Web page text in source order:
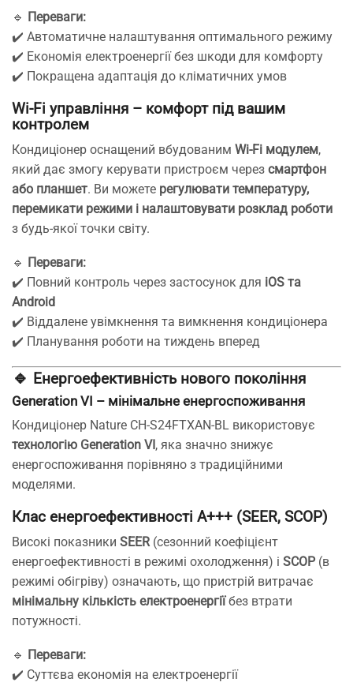
🔹 Переваги:
✔️ Автоматичне налаштування оптимального режиму
✔️ Економія електроенергії без шкоди для комфорту
✔️ Покращена адаптація до кліматичних умов
Wi-Fi управління – комфорт під вашим
контролем
Кондиціонер оснащений вбудованим Wi-Fi модулем,
який дає змогу керувати пристроєм через смартфон
або планшет. Ви можете регулювати температуру,
перемикати режими і налаштовувати розклад роботи
з будь-якої точки світу.
🔹 Переваги:
✔️ Повний контроль через застосунок для iOS та
Android
✔️ Віддалене увімкнення та вимкнення кондиціонера
✔️ Планування роботи на тиждень вперед
🔹 Енергоефективність нового покоління
Generation VI – мінімальне енергоспоживання
Кондиціонер Nature CH-S24FTXAN-BL використовує
технологію Generation VI , яка значно знижує
енергоспоживання порівняно з традиційними
моделями.
Клас енергоефективності A+++ (SEER, SCOP)
Високі показники SEER(сезонний коефіцієнт
енергоефективності в режимі охолодження) і SCOP (в
режимі обігріву) означають, що пристрій витрачає
мінімальну кількість електроенергіїбез втрати
потужності.
🔹 Переваги:
✔️ Суттєва економія на електроенергії